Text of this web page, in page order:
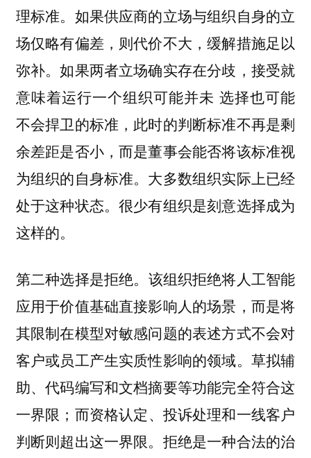
理标准。如果供应商的立场与组织自身的立
场仅略有偏差，则代价不大，缓解措施足以
弥补。如果两者立场确实存在分歧，接受就
意味着运行一个组织可能并未 选择也可能
不会捍卫的标准，此时的判断标准不再是剩
余差距是否小，而是董事会能否将该标准视
为组织的自身标准。大多数组织实际上已经
处于这种状态。很少有组织是刻意选择成为
这样的。
第二种选择是拒绝。该组织拒绝将人工智能
应用于价值基础直接影响人的场景，而是将
其限制在模型对敏感问题的表述方式不会对
客户或员工产生实质性影响的领域。草拟辅
助、代码编写和文档摘要等功能完全符合这
一界限；而资格认定、投诉处理和一线客户
判断则超出这一界限。拒绝是一种合法的治